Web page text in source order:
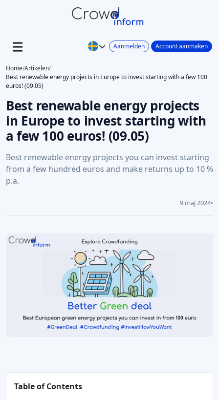
Aanmelden Account aanmaken
Home/Artikelen/
Best renewable energy projects in Europe to invest starting with a few 100
euros! (09.05)
Best renewable energy projects
in Europe to invest starting with
a few 100 euros! (09.05)
Best renewable energy projects you can invest starting
from a few hundred euros and make returns up to 10 %
p.a.
9 maj 2024•
Table of Contents